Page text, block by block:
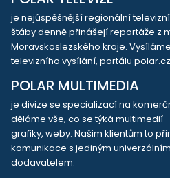
je nejúspěšnější regionální
štáby denně přinášejí reportáže z
Moravskoslezského kraje.
televizního vysílání, portálu
POLAR MULTIMEDIA
je divize se specializací na
děláme vše, co se týká multimedií
grafiky, weby. Našim klientům to
komunikace s jediným
dodavatelem.